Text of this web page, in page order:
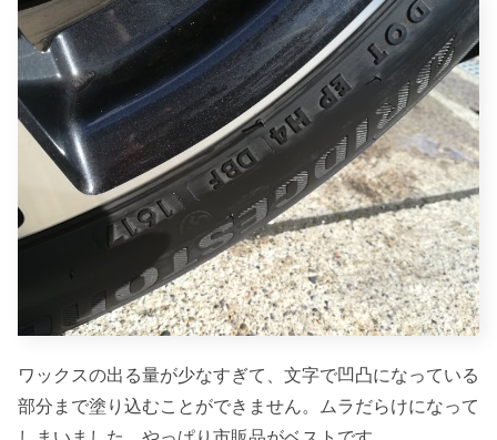
ワックスの出る量が少なすぎて、文字で凹凸になっている
部分まで塗り込むことができません。ムラだらけになって